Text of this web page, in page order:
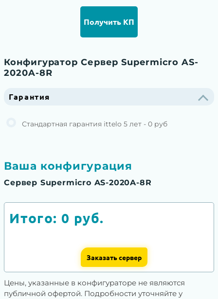
Получить КП
Конфигуратор Сервер Supermicro AS-
2020A-8R
Гарантия
Стандартная гарантия ittelo 5 лет - 0 руб
Ваша конфигурация
Сервер Supermicro AS-2020A-8R
Итого: 0 руб.
Заказать сервер
Цены, указанные в конфигураторе не являются
публичной офертой. Подробности уточняйте у